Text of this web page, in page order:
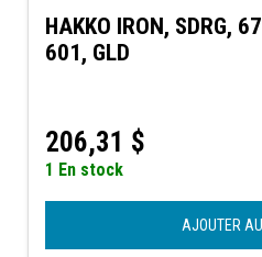
HAKKO IRON, SDRG,
601, GLD
206,31 $
1 En stock
AJOUTER